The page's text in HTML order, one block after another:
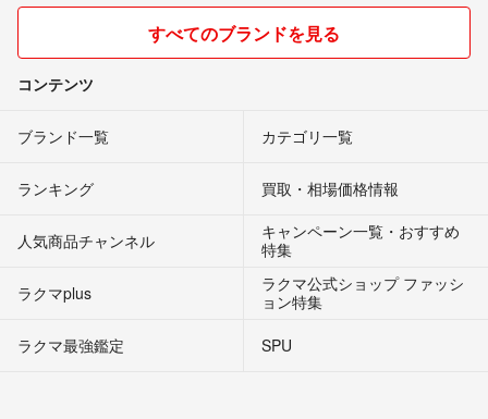
すべてのブランドを見る
コンテンツ
ブランド一覧 カテゴリ一覧
ランキング 買取・相場価格情報
人気商品チャンネル
キャンペーン一覧・おすすめ
特集
ラクマplus
ラクマ公式ショップ ファッシ
ョン特集
ラクマ最強鑑定
SPU